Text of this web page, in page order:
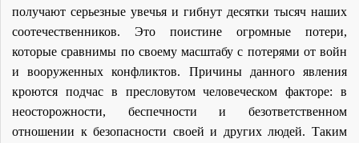
получают серьезные увечья и гибнут десятки тысяч наших
соотечественников. Это поистине огромные потери,
которые сравнимы по своему масштабу с потерями от войн
и вооруженных конфликтов. Причины данного явления
кроются подчас в пресловутом человеческом факторе: в
неосторожности, беспечности и безответственном
отношении к безопасности своей и других людей. Таким